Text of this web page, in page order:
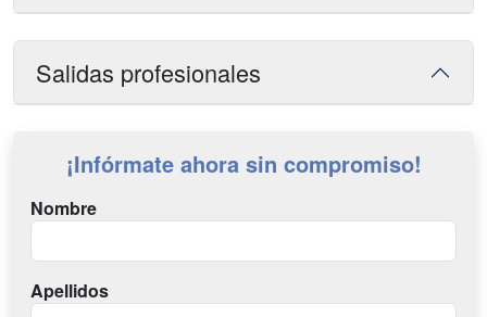
Salidas profesionales
¡Infórmate ahora sin compromiso!
Nombre
Apellidos